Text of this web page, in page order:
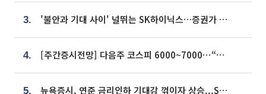
3. '불안과 기대 사이' 널뛰는 SK하이닉스…증권가 "HBM4·LTA 기반 펀터멘털 견고"
4. [주간증시전망] 다음주 코스피 6000~7000⋯“外人 수급은 정책이 변수”
5. 뉴욕증시, 연준 금리인하 기대감 꺾이자 상승...S&P500 사상 최고치 [종합]